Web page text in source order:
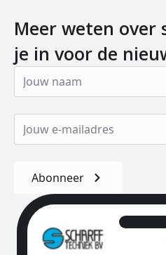
Meer weten over
je in voor de
Abonneer